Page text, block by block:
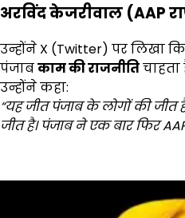
अरविंद केजरीवाल (AAP
उन्होंने X (Twitter) पर लिखा
पंजाबकाम की राजनीतिचाहता
उन्होंने कहा:
“यह जीत पंजाब के लोगों की जीत
जीत है। पंजाब ने एक बार फिर